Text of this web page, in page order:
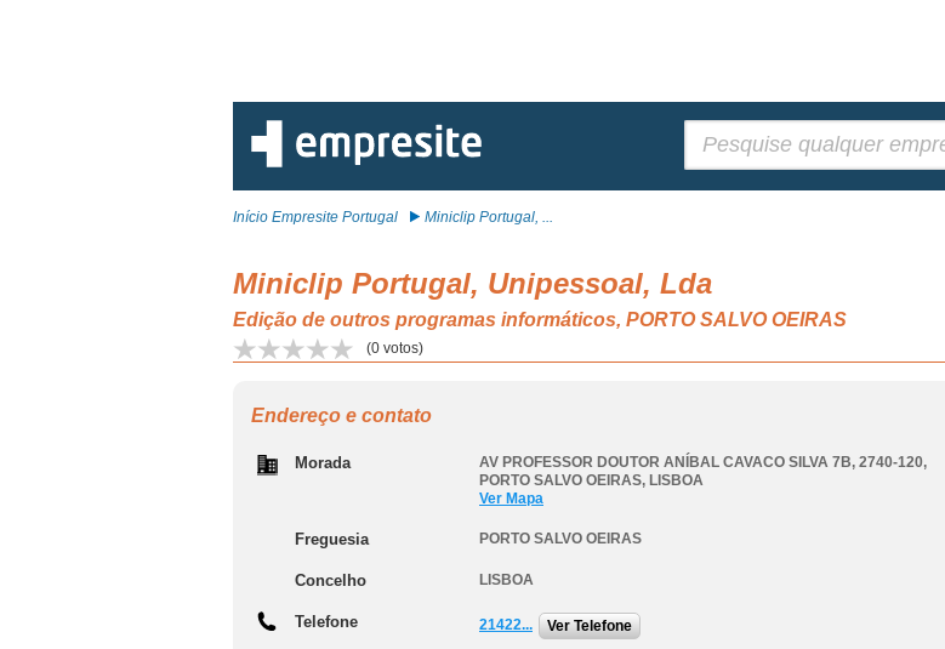
Início Empresite Portugal Miniclip Portugal, ...
Miniclip Portugal, Unipessoal, Lda
Edição de outros programas informáticos, PORTO SALVO OEIRAS
(0 votos)
Endereço e contato
Morada AV PROFESSOR DOUTOR ANÍBAL CAVACO SILVA 7B, 2740-120,
PORTO SALVO OEIRAS, LISBOA
Ver Mapa
Freguesia PORTO SALVO OEIRAS
Concelho LISBOA
Telefone 21422... Ver Telefone